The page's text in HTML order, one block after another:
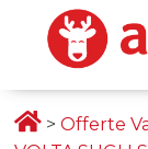
>Offerte